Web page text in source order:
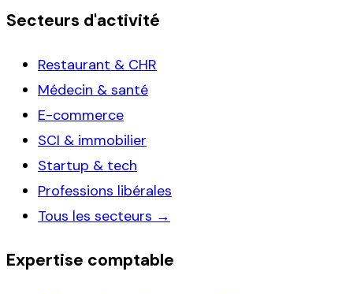
Secteurs d'activité
Restaurant & CHR
Médecin & santé
E-commerce
SCI & immobilier
Startup & tech
Professions libérales
Tous les secteurs →
Expertise comptable